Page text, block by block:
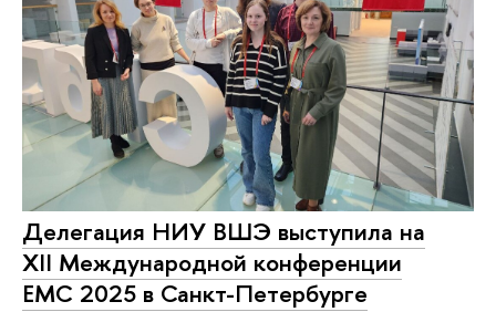
Делегация НИУ ВШЭ выступила на
XII Международной конференции
EMC 2025 в Санкт-Петербурге